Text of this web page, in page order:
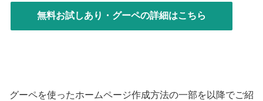
無料お試しあり・グーペの詳細はこちら
グーペを使ったホームページ作成方法の一部を以降でご紹